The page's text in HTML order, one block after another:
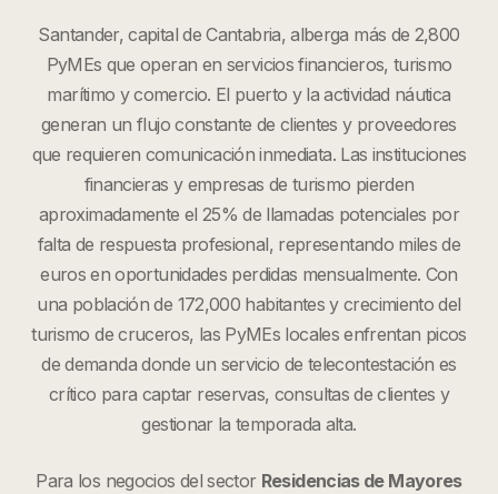
Santander, capital de Cantabria, alberga más de 2,800
PyMEs que operan en servicios financieros, turismo
marítimo y comercio. El puerto y la actividad náutica
generan un flujo constante de clientes y proveedores
que requieren comunicación inmediata. Las instituciones
financieras y empresas de turismo pierden
aproximadamente el 25% de llamadas potenciales por
falta de respuesta profesional, representando miles de
euros en oportunidades perdidas mensualmente. Con
una población de 172,000 habitantes y crecimiento del
turismo de cruceros, las PyMEs locales enfrentan picos
de demanda donde un servicio de telecontestación es
crítico para captar reservas, consultas de clientes y
gestionar la temporada alta.
Para los negocios del sector Residencias de Mayores